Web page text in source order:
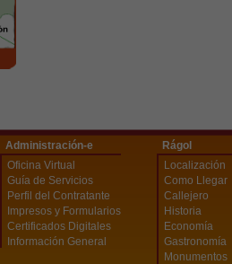
Administración-e
Oficina Virtual
Guía de Servicios
Perfil del Contratante
Impresos y Formularios
Certificados Digitales
Información General
Rágol
Localización
Como Llegar
Callejero
Historia
Economía
Gastronomía
Monumentos